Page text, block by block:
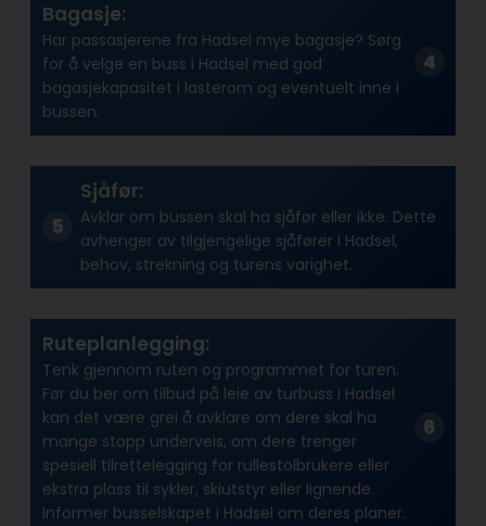
Bagasje:
Har passasjerene fra Hadsel mye bagasje? Sørg
for å velge en buss i Hadsel med god
bagasjekapasitet i lasterom og eventuelt inne i
bussen.
Sjåfør:
Avklar om bussen skal ha sjåfør eller ikke. Dette
avhenger av tilgjengelige sjåfører i Hadsel,
behov, strekning og turens varighet.
Ruteplanlegging:
Tenk gjennom ruten og programmet for turen.
Før du ber om tilbud på leie av turbuss i Hadsel
kan det være grei å avklare om dere skal ha
mange stopp underveis, om dere trenger
spesiell tilrettelegging for rullestolbrukere eller
ekstra plass til sykler, skiutstyr eller lignende.
Informer busselskapet i Hadsel om deres planer.